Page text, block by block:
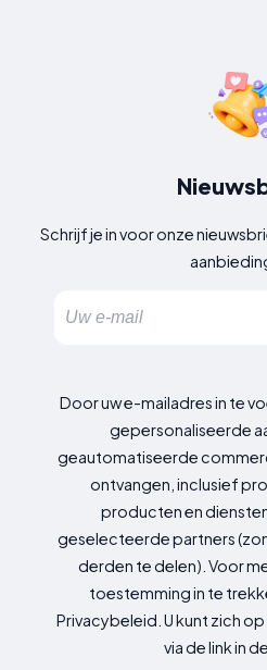
Schrijf je in voor onze
Door uw e-mailadres in te
gepersonaliseerde
geautomatiseerde
ontvangen, inclusief
producten en
geselecteerde partners
derden te delen). Voor
toestemming in te
Privacybeleid. U kunt zich
via de link in